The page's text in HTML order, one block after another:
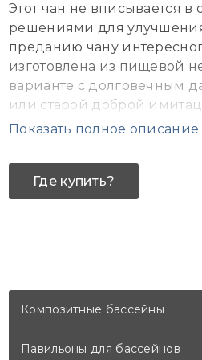
Композитные бассейны
Павильоны для бассейнов
Этот чан не вписывается
решениями для улучшения
преданию чану
изготовлена из пищевой
варианте с долговечным
или старой доброй
также установлена
поручнями из
кг. По кругу чан
освещения
Показать полное описание
Где купить?